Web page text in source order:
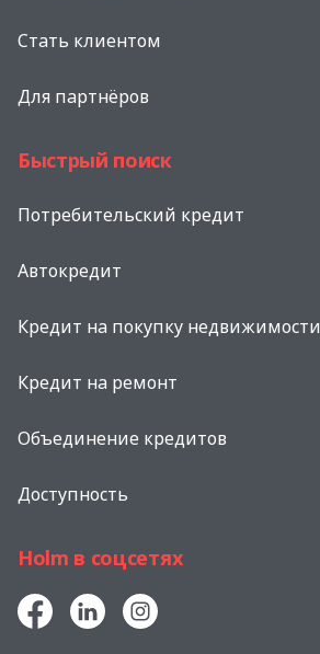
Стать клиентом
Для партнёров
Быстрый поиск
Потребительский кредит
Автокредит
Кредит на покупку недвижимости
Кредит на ремонт
Объединение кредитов
Доступность
Holm в соцсетях